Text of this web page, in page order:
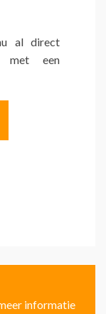
al direct
met een
informatie